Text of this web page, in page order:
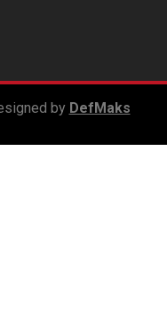
by DefMaks